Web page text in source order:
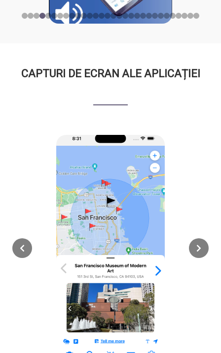
CAPTURI DE ECRAN ALE APLICAȚIEI